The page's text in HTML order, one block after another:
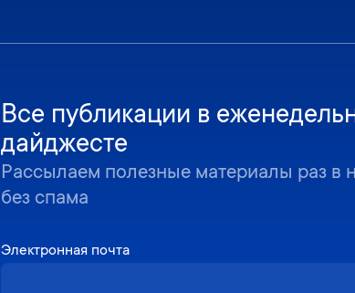
Все публикации в
дайджесте
Рассылаем полезные материалы раз в
без спама
Электронная почта